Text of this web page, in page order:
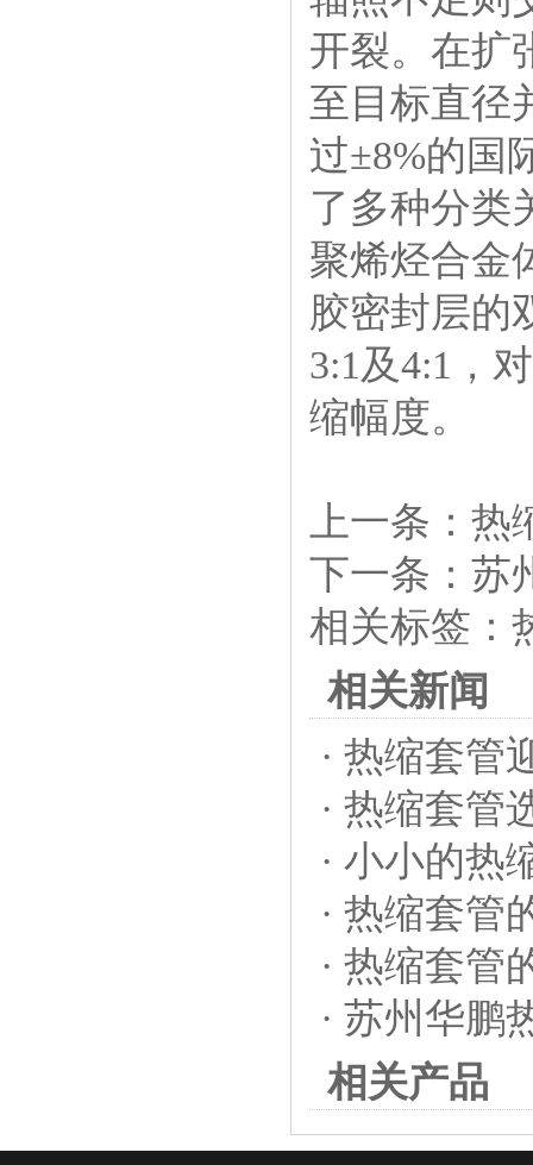
开裂。在扩
至目标直径
过±8%的国
了多种分类
聚烯烃合金
胶密封层的
3:1及4:1，
缩幅度。
上一条： 热
下一条： 苏
相关标签：
相关新闻
· 热缩套管
· 热缩套管
· 小小的热
· 热缩套管
· 热缩套管
· 苏州华鹏
相关产品